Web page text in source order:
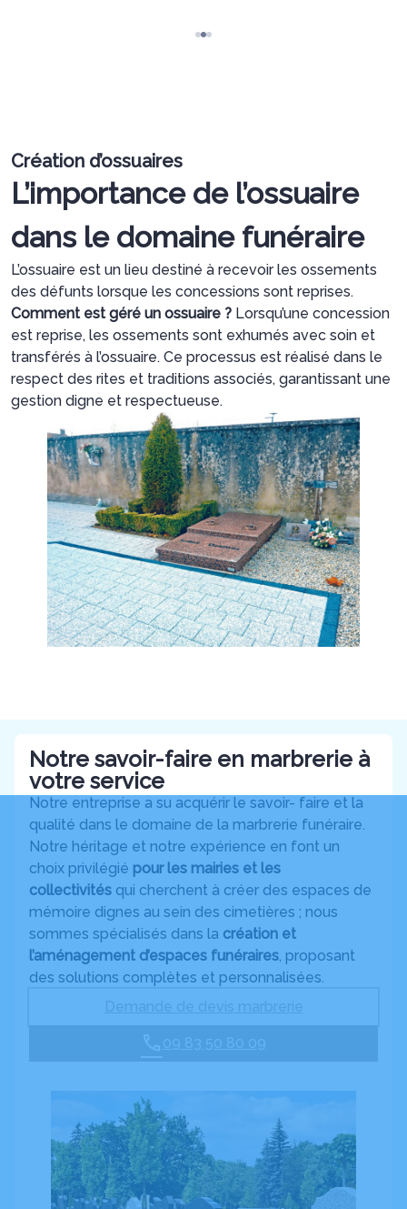
Création d’ossuaires
L’importance de l’ossuaire
dans le domaine funéraire
L’ossuaire est un lieu destiné à recevoir les ossements
des défunts lorsque les concessions sont reprises.
Comment est géré un ossuaire ? Lorsqu’une concession
est reprise, les ossements sont exhumés avec soin et
transférés à l’ossuaire. Ce processus est réalisé dans le
respect des rites et traditions associés, garantissant une
gestion digne et respectueuse.
Notre savoir-faire en marbrerie à
votre service
Notre entreprise a su acquérir le savoir- faire et la
qualité dans le domaine de la marbrerie funéraire.
Notre héritage et notre expérience en font un
choix privilégié pour les mairies et les
collectivités qui cherchent à créer des espaces de
mémoire dignes au sein des cimetières ; nous
sommes spécialisés dans la création et
l’aménagement d’espaces funéraires, proposant
des solutions complètes et personnalisées.